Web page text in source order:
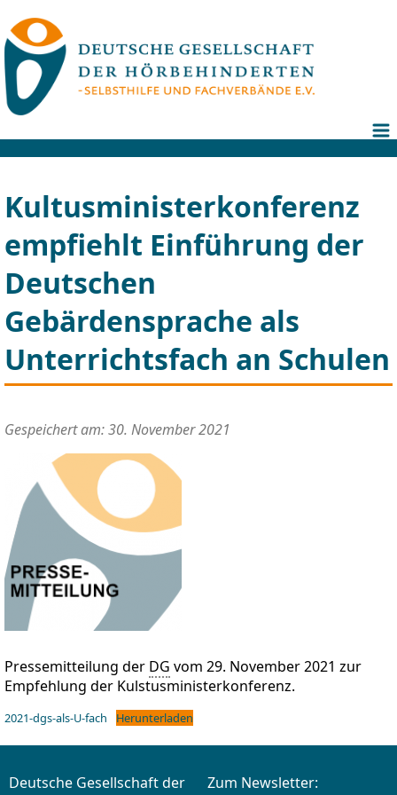
Kultusministerkonferenz
empfiehlt Einführung der
Deutschen
Gebärdensprache als
Unterrichtsfach an Schulen
Gespeichert am: 30. November 2021
Pressemitteilung der DG vom 29. November 2021 zur
Empfehlung der Kulstusministerkonferenz.
2021-dgs-als-U-fach Herunterladen
Deutsche Gesellschaft der
Zum Newsletter: